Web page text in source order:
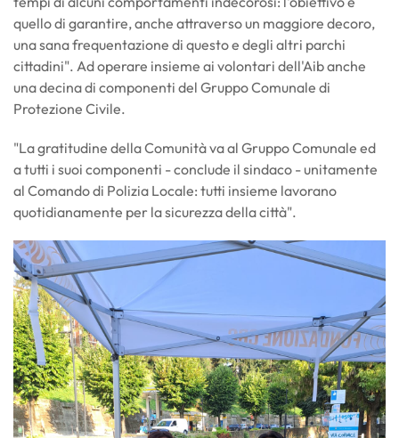
quello di garantire, anche attraverso un maggiore decoro,
una sana frequentazione di questo e degli altri parchi
cittadini". Ad operare insieme ai volontari dell'Aib anche
una decina di componenti del Gruppo Comunale di
Protezione Civile.
"La gratitudine della Comunità va al Gruppo Comunale ed
a tutti i suoi componenti - conclude il sindaco - unitamente
al Comando di Polizia Locale: tutti insieme lavorano
quotidianamente per la sicurezza della città".